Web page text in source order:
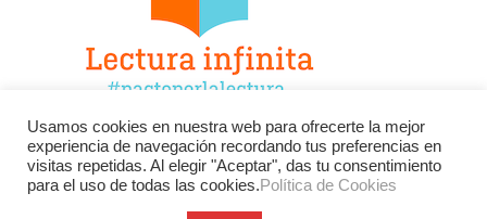
Facebook Twitter
Instagram
YouTube
LinkedIn Contacto
Usamos cookies en nuestra web para ofrecerte la mejor
experiencia de navegación recordando tus preferencias en
visitas repetidas. Al elegir "Aceptar", das tu consentimiento
para el uso de todas las cookies.Política de Cookies